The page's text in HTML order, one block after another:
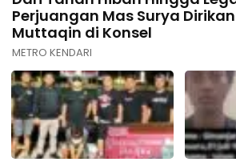
Perjuangan Mas Surya
Muttaqin di Konsel
METRO KENDARI